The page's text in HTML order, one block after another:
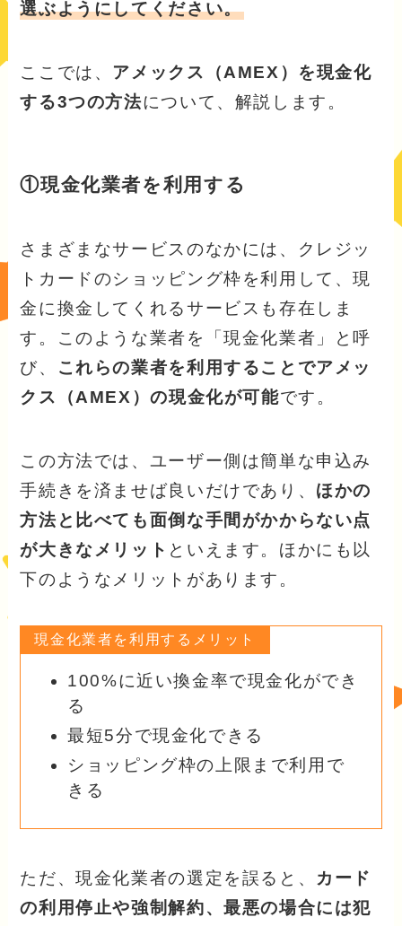
選ぶようにしてください。
ここでは、 アメックス（AMEX）を現金化
する3つの方法について、解説します。
①現金化業者を利用する
さまざまなサービスのなかには、クレジッ
トカードのショッピング枠を利用して、現
金に換金してくれるサービスも存在しま
す。このような業者を「現金化業者」と呼
び、
これらの業者を利用することでアメッ
クス（AMEX）の現金化が可能です。
この方法では、ユーザー側は簡単な申込み
手続きを済ませば良いだけであり、 ほかの
方法と比べても面倒な手間がかからない点
が大きなメリット といえます。ほかにも以
下のようなメリットがあります。
現金化業者を利用するメリット
100%に近い換金率で現金化ができ
る
最短5分で現金化できる
ショッピング枠の上限まで利用で
きる
ただ、現金化業者の選定を誤ると、 カード
の利用停止や強制解約、最悪の場合には犯